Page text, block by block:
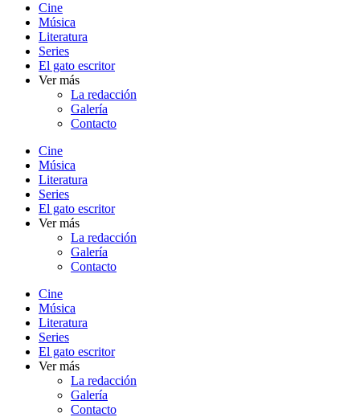
Cine
Música
Literatura
Series
El gato escritor
Ver más
La redacción
Galería
Contacto
Cine
Música
Literatura
Series
El gato escritor
Ver más
La redacción
Galería
Contacto
Cine
Música
Literatura
Series
El gato escritor
Ver más
La redacción
Galería
Contacto